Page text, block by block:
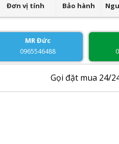
Đơn vị tính Bảo hành
MR Đức
0965546488
Gọi đặt mua 24/